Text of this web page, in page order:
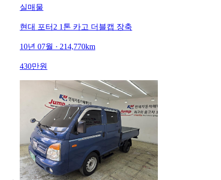
실매물
현대 포터2 1톤 카고 더블캡 장축
10년 07월 · 214,770km
430만원